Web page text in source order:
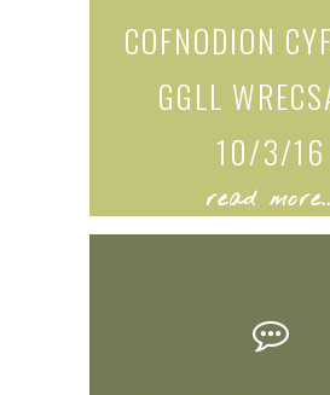
COFNODION
GGLL
10/3/16
read